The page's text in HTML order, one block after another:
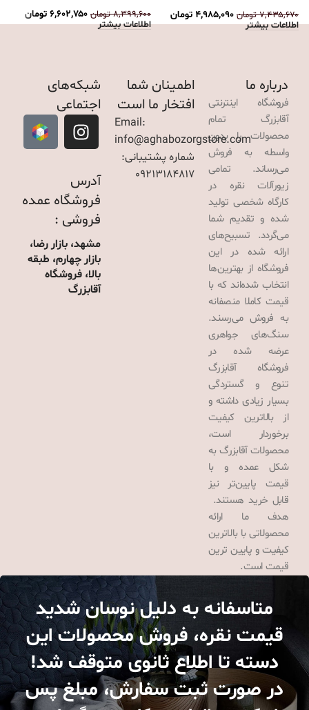
۷,۴۳۵,۶۷۰ تومان ۴,۹۸۵,۰۹۰ تومان
اطلاعات بیشتر
۸,۳۹۹,۶۰۰ تومان ۶,۶۰۲,۷۵۰ تومان
اطلاعات بیشتر
درباره ما
فروشگاه اینترنتی
آقابزرگ تمام
محصولات را بدون
واسطه به فروش
می‌رساند. تمامی
زیورآلات نقره در
کارگاه شخصی تولید
شده و تقدیم شما
می‌گردد. تسبیح‌های
ارائه شده در این
فروشگاه از بهترین‌ها
انتخاب شده‌اند که با
قیمت کاملا منصفانه
به فروش می‌رسند.
سنگ‌های جواهری
عرضه شده در
فروشگاه آقابزرگ
تنوع و گستردگی
بسیار زیادی داشته و
از بالاترین کیفیت
برخوردار است،
محصولات آقابزرگ به
شکل عمده و با
قیمت پایین‌تر نیز
قابل خرید هستند.
هدف ما ارائه
محصولاتی با بالاترین
کیفیت و پایین ترین
قیمت است.
اطمینان شما
افتخار ما است
Email:
info@aghabozorgstore.com
شماره پشتیبانی:
09213184817
شبکه‌های
اجتماعی
آدرس
فروشگاه عمده
فروشی :
مشهد، بازار رضا،
بازار چهارم، طبقه
بالا، فروشگاه
آقابزرگ
متاسفانه به دلیل نوسان شدید
قیمت نقره، فروش محصولات این
دسته تا اطلاع ثانوی متوقف شد!
در صورت ثبت سفارش، مبلغ پس